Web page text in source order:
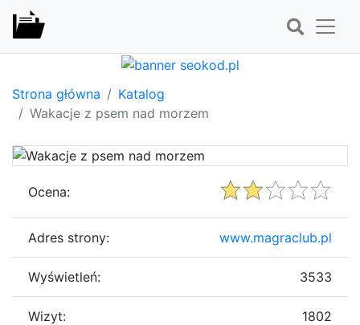
Strona główna
Katalog
Wakacje z psem nad morzem
Ocena:
Adres strony: www.magraclub.pl
Wyświetleń: 3533
Wizyt: 1802